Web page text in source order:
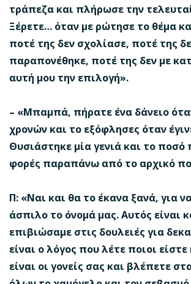
τράπεζα και πλήρωσε την
Ξέρετε… όταν με ρώτησε το θέμα
ποτέ της δεν σχολίασε, ποτέ της
παραπονέθηκε, ποτέ της δεν με
αυτή μου την επιλογή».
– «Μπαμπά, πήρατε ένα δάνειο
χρονών και το εξόφλησες όταν
Θυσιάστηκε μία γενιά και το
φορές παραπάνω από το αρχικό
Π: «Ναι και θα το έκανα ξανά, για
άσπιλο το όνομά μας. Αυτός είναι
επιβιώσαμε στις δουλειές για
είναι ο λόγος που λέτε ποιοι είστε
είναι οι γονείς σας και βλέπετε